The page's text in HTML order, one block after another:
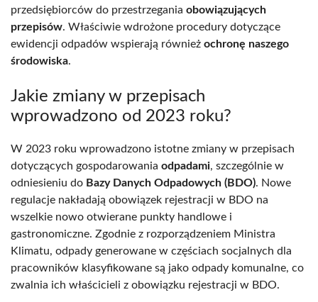
przedsiębiorców do przestrzegania obowiązujących
przepisów. Właściwie wdrożone procedury dotyczące
ewidencji odpadów wspierają również ochronę naszego
środowiska.
Jakie zmiany w przepisach
wprowadzono od 2023 roku?
W 2023 roku wprowadzono istotne zmiany w przepisach
dotyczących gospodarowania odpadami, szczególnie w
odniesieniu do Bazy Danych Odpadowych (BDO). Nowe
regulacje nakładają obowiązek rejestracji w BDO na
wszelkie nowo otwierane punkty handlowe i
gastronomiczne. Zgodnie z rozporządzeniem Ministra
Klimatu, odpady generowane w częściach socjalnych dla
pracowników klasyfikowane są jako odpady komunalne, co
zwalnia ich właścicieli z obowiązku rejestracji w BDO.